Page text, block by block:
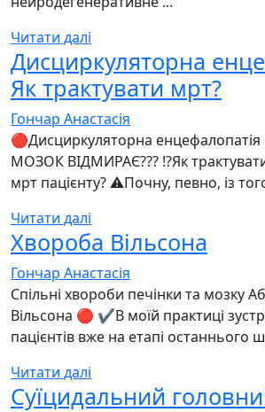
Читати далі
Дисциркуляторна
Як трактувати мрт?
Гончар Анастасія
🔴Дисциркуляторна енцефалопатія
МОЗОК ВІДМИРАЄ??? ⁉️Як
мрт пацієнту? ⚠️Почну, певно, із
Читати далі
Хвороба Вільсона
Гончар Анастасія
Спільні хвороби печінки та мозку
Вільсона 🔴 ✔️В моїй практиці
пацієнтів вже на етапі останнього
Читати далі
Суїцидальний